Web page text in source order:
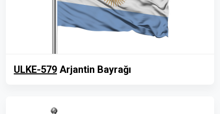
ULKE-579 Arjantin Bayrağı